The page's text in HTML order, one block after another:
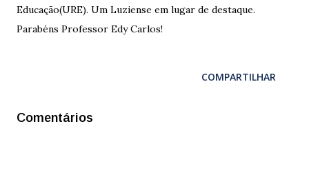
Educação(URE). Um Luziense em lugar de destaque.
Parabéns Professor Edy Carlos!
COMPARTILHAR
Comentários